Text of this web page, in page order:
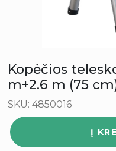
Kopėčios
m+2.6 m (75
SKU: 4850016
Į